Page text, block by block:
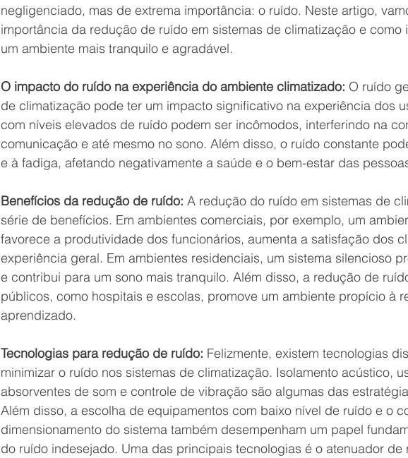
negligenciado, mas de extrema importância: o ruído. Neste artigo,
importância da redução de ruído em sistemas de climatização e como
um ambiente mais tranquilo e agradável.
O impacto do ruído na experiência do ambiente climatizado: O ruído
de climatização pode ter um impacto significativo na experiência dos
com níveis elevados de ruído podem ser incômodos, interferindo na
comunicação e até mesmo no sono. Além disso, o ruído constante
e à fadiga, afetando negativamente a saúde e o bem-estar das
Benefícios da redução de ruído: A redução do ruído em sistemas de
série de benefícios. Em ambientes comerciais, por exemplo, um
favorece a produtividade dos funcionários, aumenta a satisfação dos
experiência geral. Em ambientes residenciais, um sistema silencioso
e contribui para um sono mais tranquilo. Além disso, a redução de
públicos, como hospitais e escolas, promove um ambiente propício à
aprendizado.
Tecnologias para redução de ruído: Felizmente, existem tecnologias
minimizar o ruído nos sistemas de climatização. Isolamento acústico,
absorventes de som e controle de vibração são algumas das
Além disso, a escolha de equipamentos com baixo nível de ruído e o
dimensionamento do sistema também desempenham um papel
do ruído indesejado. Uma das principais tecnologias é o atenuador de